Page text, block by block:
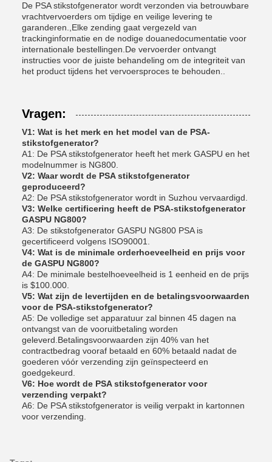
De PSA stikstofgenerator wordt verzonden via betrouwbare
vrachtvervoerders om tijdige en veilige levering te
garanderen.,Elke zending gaat vergezeld van
trackinginformatie en de nodige douanedocumentatie voor
internationale bestellingen.De vervoerder ontvangt
instructies voor de juiste behandeling om de integriteit van
het product tijdens het vervoersproces te behouden..
Vragen:
V1: Wat is het merk en het model van de PSA-
stikstofgenerator?
A1: De PSA stikstofgenerator heeft het merk GASPU en het
modelnummer is NG800.
V2: Waar wordt de PSA stikstofgenerator
geproduceerd?
A2: De PSA stikstofgenerator wordt in Suzhou vervaardigd.
V3: Welke certificering heeft de PSA-stikstofgenerator
GASPU NG800?
A3: De stikstofgenerator GASPU NG800 PSA is
gecertificeerd volgens ISO90001.
V4: Wat is de minimale orderhoeveelheid en prijs voor
de GASPU NG800?
A4: De minimale bestelhoeveelheid is 1 eenheid en de prijs
is $100.000.
V5: Wat zijn de levertijden en de betalingsvoorwaarden
voor de PSA-stikstofgenerator?
A5: De volledige set apparatuur zal binnen 45 dagen na
ontvangst van de vooruitbetaling worden
geleverd.Betalingsvoorwaarden zijn 40% van het
contractbedrag vooraf betaald en 60% betaald nadat de
goederen vóór verzending zijn geïnspecteerd en
goedgekeurd.
V6: Hoe wordt de PSA stikstofgenerator voor
verzending verpakt?
A6: De PSA stikstofgenerator is veilig verpakt in kartonnen
voor verzending.